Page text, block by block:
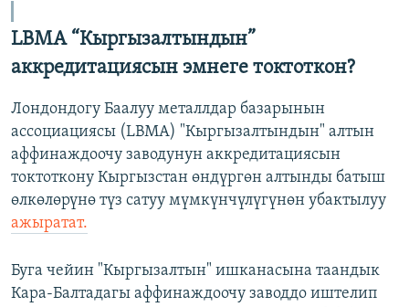
LBMA “Кыргызалтындын”
аккредитациясын эмнеге токтоткон?
Лондондогу Баалуу металлдар базарынын
ассоциациясы (LBMA) "Кыргызалтындын" алтын
аффинаждоочу заводунун аккредитациясын
токтоткону Кыргызстан өндүргөн алтынды батыш
өлкөлөрүнө түз сатуу мүмкүнчүлүгүнөн убактылуу
ажыратат.
Буга чейин "Кыргызалтын" ишканасына таандык
Кара-Балтадагы аффинаждоочу заводдо иштелип